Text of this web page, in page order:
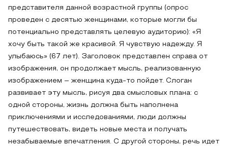
представителя данной возрастной группы (опрос
проведен с десятью женщинами, которые могли бы
потенциально представлять целевую аудиторию): «Я
хочу быть такой же красивой. Я чувствую надежду. Я
улыбаюсь» (67 лет). Заголовок представлен справа от
изображения, он продолжает мысль, реализованную
изображением – женщина куда-то пойдет. Слоган
развивает эту мысль, рисуя два смысловых плана: с
одной стороны, жизнь должна быть наполнена
приключениями и исследованиями, люди должны
путешествовать, видеть новые места и получать
незабываемые впечатления. С другой стороны, речь идет